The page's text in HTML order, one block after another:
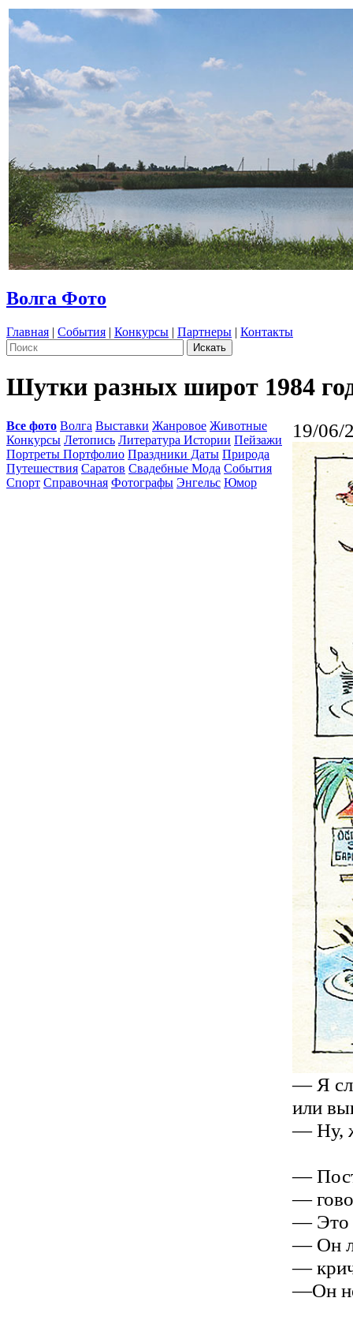
Волга Фото
Главная | События | Конкурсы | Партнеры | Контакты
Шутки разных широт 1984
Все фото Волга Выставки Жанровое Животные
Конкурсы Летопись Литература Истории Пейзажи
Портреты Портфолио Праздники Даты Природа
Путешествия Саратов Свадебные Мода События
Спорт Справочная Фотографы Энгельс Юмор
19/06/
— Я
или
— Ну,
—
—
— Это
— Он
—
—Он